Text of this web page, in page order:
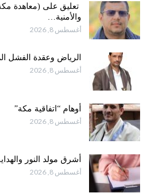
تعليق على (معاهدة مكة)
والأمنية…
أغسطس 8, 2026
الرياض وعقدة الفشل
أغسطس 8, 2026
أوهام “اتفاقية مكة”
أغسطس 8, 2026
أشرق مولد النور
أغسطس 8, 2026